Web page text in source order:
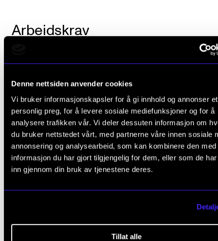
Denne nettsiden anvender cookies
Vi bruker informasjonskapsler for å gi innhold og annonser et
personlig preg, for å levere sosiale mediefunksjoner og for å
analysere trafikken vår. Vi deler dessuten informasjon om
du bruker nettstedet vårt, med partnerne våre innen sosiale
annonsering og analysearbeid, som kan kombinere den med
informasjon du har gjort tilgjengelig for dem, eller som de
inn gjennom din bruk av tjenestene deres.
Tillat alle
Arbeidskrav
Det er obligatorisk aktiv deltakelse i
Avsluttende vurdering
Alle arbeidskrav i emnet må være godkjent for at
Studenten vurderes i forhold til emnets læringsmål.
Avsluttende vurdering uttrykkes med bestått/ ikke